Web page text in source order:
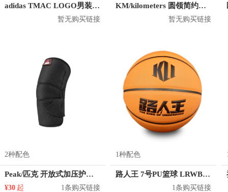
adidas TMAC LOGO男装篮球运动短袖T恤 GE4108 GE4109
暂无购买链接
KM/kilometers 圆领简约短袖T恤 M2X2108073
暂无购买链接
2种配色
Peak/匹克 开放式加压护肘 YH10101
¥30 起 1条购买链接
1种配色
路人王 7号PU篮球 LRWB003
1条购买链接